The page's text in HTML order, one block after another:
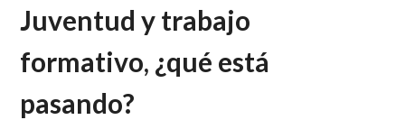
Juventud y trabajo
formativo, ¿qué está
pasando?